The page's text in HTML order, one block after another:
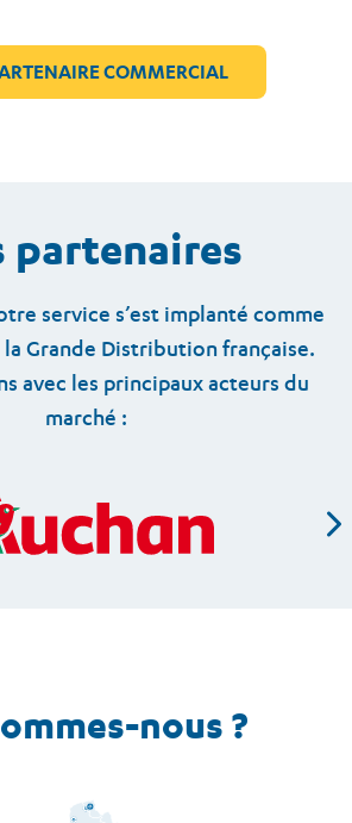
COMMERCIAL
partenaires
service s’est implanté comme
Grande Distribution française.
avec les principaux acteurs du
marché :
nous ?